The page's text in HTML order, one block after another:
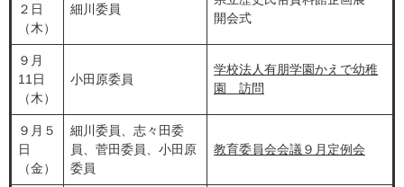
２日
（木）
細川委員
開会式
９月
11日
（木）
小田原委員
学校法人有朋学園かえで幼稚
園 訪問
９月５
日
（金）
細川委員、志々田委
員、菅田委員、小田原
委員
教育委員会会議９月定例会